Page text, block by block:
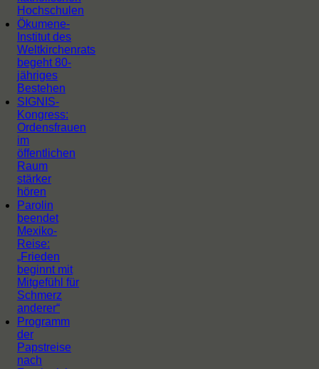
Hochschulen
Ökumene-
Institut des
Weltkirchenrats
begeht 80-
jähriges
Bestehen
SIGNIS-
Kongress:
Ordensfrauen
im
öffentlichen
Raum
stärker
hören
Parolin
beendet
Mexiko-
Reise:
„Frieden
beginnt mit
Mitgefühl für
Schmerz
anderer“
Programm
der
Papstreise
nach